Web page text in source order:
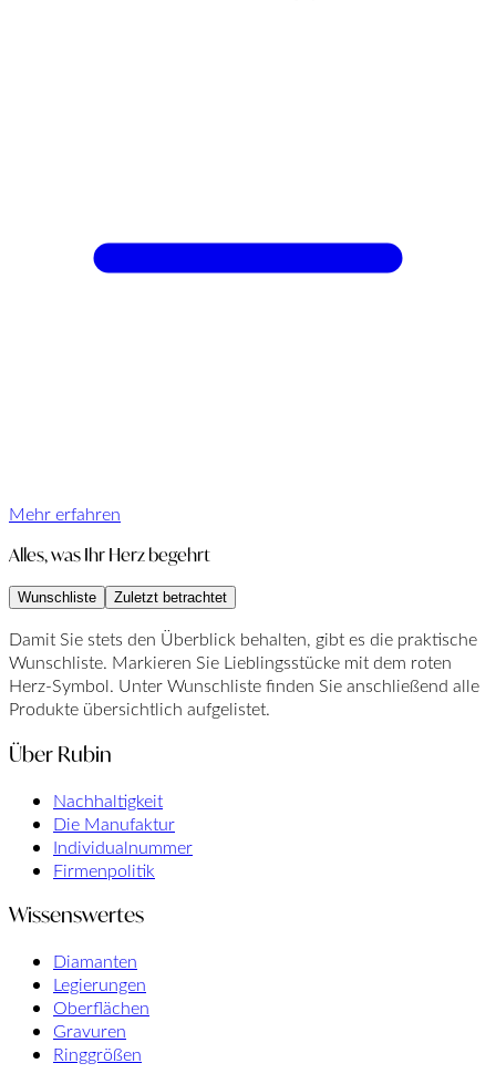
Mehr erfahren
Alles, was Ihr Herz begehrt
Wunschliste Zuletzt betrachtet
Damit Sie stets den Überblick behalten, gibt es die praktische
Wunschliste. Markieren Sie Lieblingsstücke mit dem roten
Herz-Symbol. Unter Wunschliste finden Sie anschließend alle
Produkte übersichtlich aufgelistet.
Über Rubin
Nachhaltigkeit
Die Manufaktur
Individualnummer
Firmenpolitik
Wissenswertes
Diamanten
Legierungen
Oberflächen
Gravuren
Ringgrößen